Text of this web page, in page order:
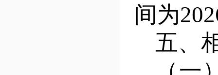
间为202
五、